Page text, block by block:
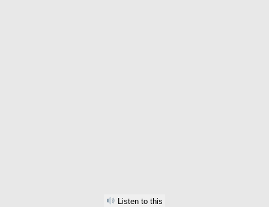
Listen to this